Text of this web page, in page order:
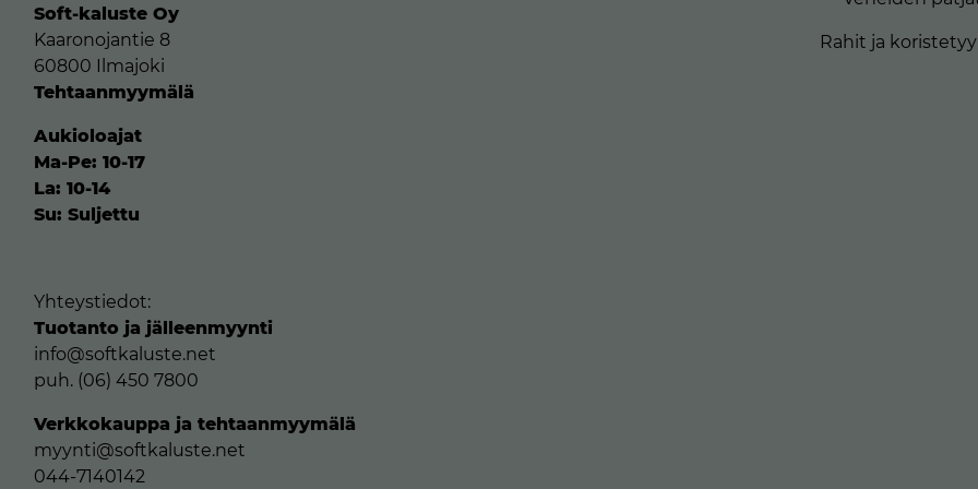
Soft-kaluste Oy
Kaaronojantie 8
60800 Ilmajoki
Tehtaanmyymälä
Aukioloajat
Ma-Pe: 10-17
La: 10-14
Su: Suljettu
Yhteystiedot:
Tuotanto ja jälleenmyynti
info@softkaluste.net
puh. (06) 450 7800
Verkkokauppa ja tehtaanmyymälä
myynti@softkaluste.net
044-7140142
Rahit ja